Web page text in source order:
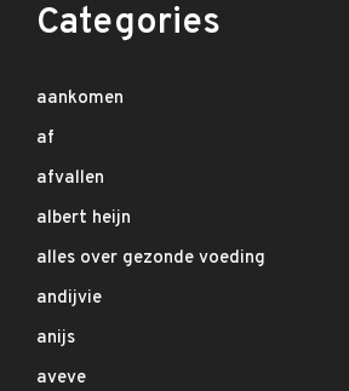
Categories
aankomen
af
afvallen
albert heijn
alles over gezonde voeding
andijvie
anijs
aveve